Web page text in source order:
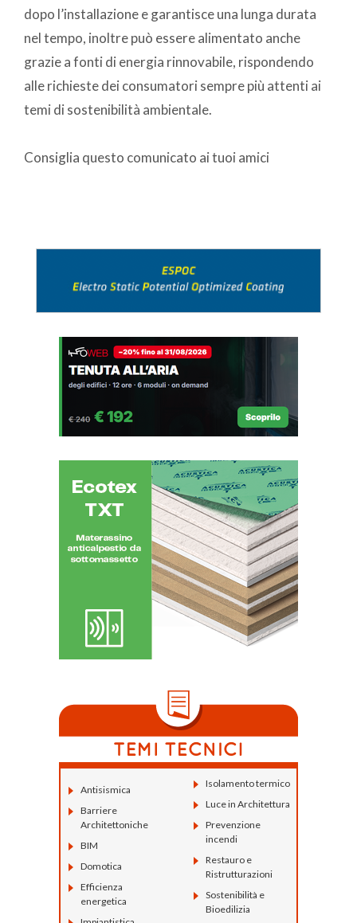
dopo l’installazione e garantisce una lunga durata
nel tempo, inoltre può essere alimentato anche
grazie a fonti di energia rinnovabile, rispondendo
alle richieste dei consumatori sempre più attenti ai
temi di sostenibilità ambientale.
Consiglia questo comunicato ai tuoi amici
Antisismica
Barriere
Architettoniche
BIM
Domotica
Efficienza
energetica
Isolamento termico
Luce in Architettura
Prevenzione
incendi
Restauro e
Ristrutturazioni
Sostenibilità e
Bioedilizia